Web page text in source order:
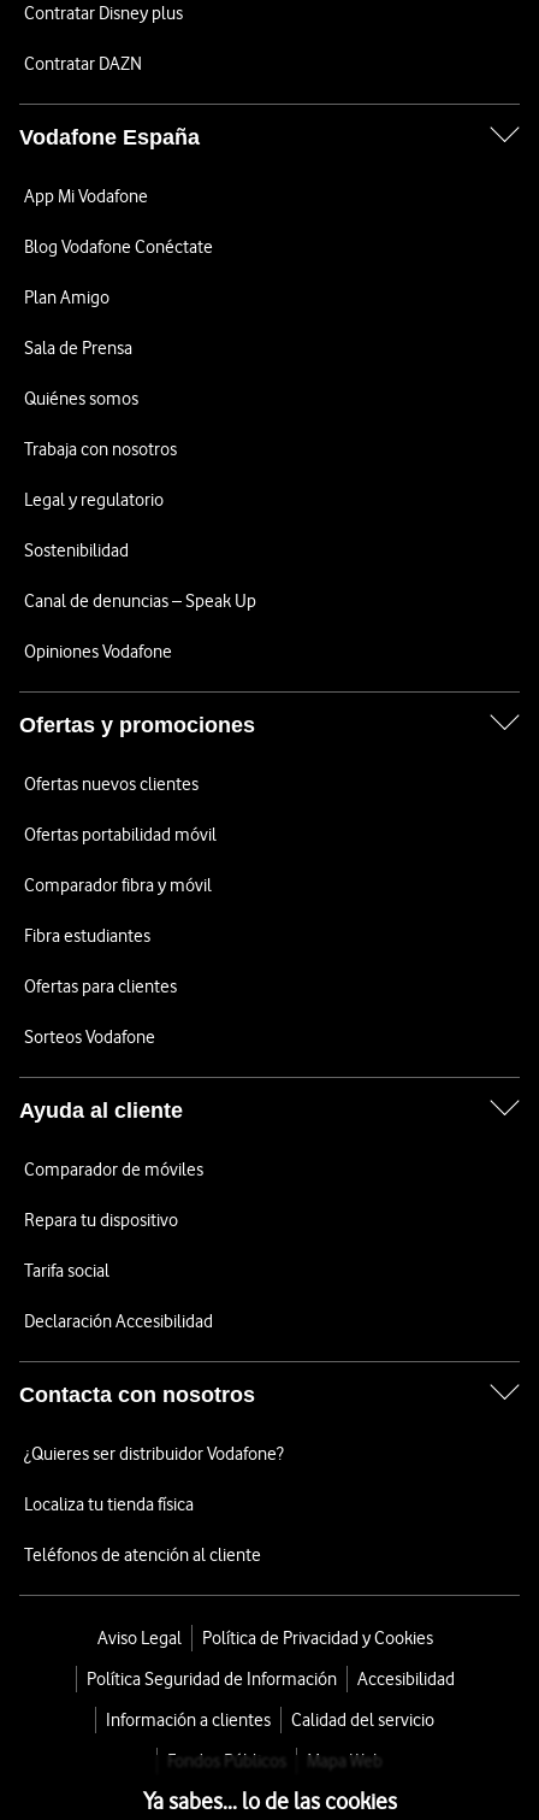
Contratar Disney plus
Contratar DAZN
Vodafone España
App Mi Vodafone
Blog Vodafone Conéctate
Plan Amigo
Sala de Prensa
Quiénes somos
Trabaja con nosotros
Legal y regulatorio
Sostenibilidad
Canal de denuncias – Speak Up
Opiniones Vodafone
Ofertas y promociones
Ofertas nuevos clientes
Ofertas portabilidad móvil
Comparador fibra y móvil
Fibra estudiantes
Ofertas para clientes
Sorteos Vodafone
Ayuda al cliente
Comparador de móviles
Repara tu dispositivo
Tarifa social
Declaración Accesibilidad
Contacta con nosotros
¿Quieres ser distribuidor Vodafone?
Localiza tu tienda física
Teléfonos de atención al cliente
Aviso Legal
Política de Privacidad y Cookies
Política Seguridad de Información
Accesibilidad
Información a clientes
Calidad del servicio
Fondos Públicos
Mapa Web
Ya sabes... lo de las cookies